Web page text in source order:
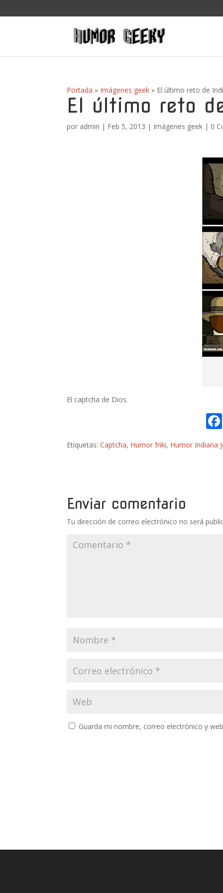
Portada » Imágenes geek » El último reto de
El último reto
por admin | Feb 5, 2013 | Imágenes geek | 0
El captcha de Dios.
Etiquetas:Captcha, Humor friki, Humor Indiana
Enviar comentario
Tu dirección de correo electrónico no será
Guarda mi nombre, correo electrónico y